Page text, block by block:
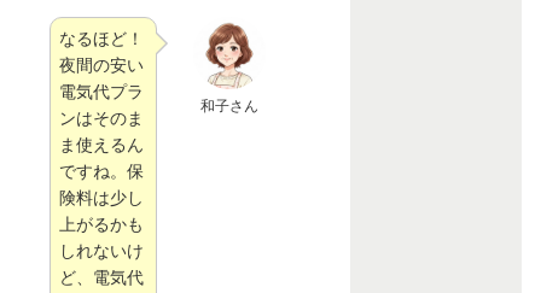
和子さん
なるほど！
夜間の安い
電気代プラ
ンはそのま
ま使えるん
ですね。保
険料は少し
上がるかも
しれないけ
ど、電気代